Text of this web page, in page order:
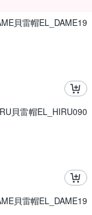
貝雷帽EL_DAME19
貝雷帽EL_HIRU090
貝雷帽EL_DAME19